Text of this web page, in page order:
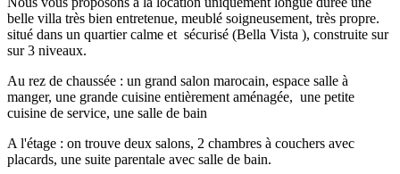
belle villa très bien entretenue, meublé soigneusement, très propre.
situé dans un quartier calme et sécurisé (Bella Vista ), construite sur
sur 3 niveaux.
Au rez de chaussée : un grand salon marocain, espace salle à
manger, une grande cuisine entièrement aménagée, une petite
cuisine de service, une salle de bain
A l'étage : on trouve deux salons, 2 chambres à couchers avec
placards, une suite parentale avec salle de bain.